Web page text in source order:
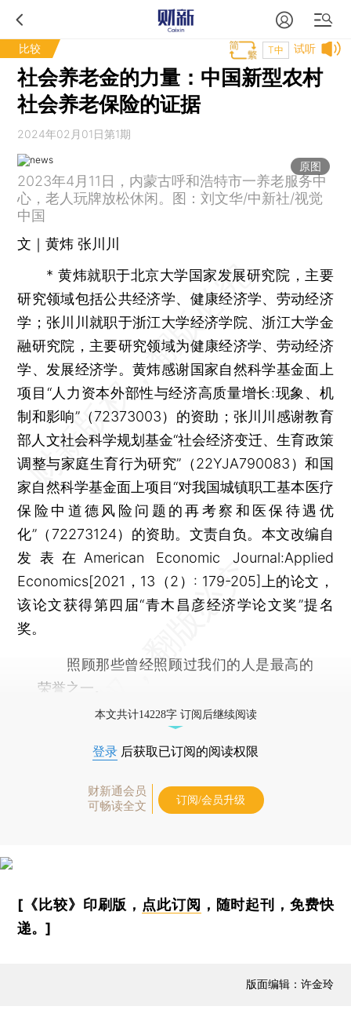
比较 试听
T中
社会养老金的力量：中国新型农村
社会养老保险的证据
2024年02月01日第1期
原图
2023年4月11日，内蒙古呼和浩特市一养老服务中
心，老人玩牌放松休闲。图：刘文华/中新社/视觉
中国
文｜黄炜 张川川
* 黄炜就职于北京大学国家发展研究院，主要
研究领域包括公共经济学、健康经济学、劳动经济
学；张川川就职于浙江大学经济学院、浙江大学金
融研究院，主要研究领域为健康经济学、劳动经济
学、发展经济学。黄炜感谢国家自然科学基金面上
项目“人力资本外部性与经济高质量增长:现象、机
制和影响”（72373003）的资助；张川川感谢教育
部人文社会科学规划基金“社会经济变迁、生育政策
调整与家庭生育行为研究”（22YJA790083）和国
家自然科学基金面上项目“对我国城镇职工基本医疗
保险中道德风险问题的再考察和医保待遇优
化”（72273124）的资助。文责自负。本文改编自
发表在American Economic Journal:Applied
Economics[2021，13（2）: 179-205]上的论文，
该论文获得第四届“青木昌彦经济学论文奖”提名
奖。
照顾那些曾经照顾过我们的人是最高的
荣誉之一。
本文共计14228字 订阅后继续阅读
登录 后获取已订阅的阅读权限
财新通会员
可畅读全文
订阅/会员升级
[《比较》印刷版， 点此订阅 ，随时起刊，免费快
递。]
版面编辑：许金玲